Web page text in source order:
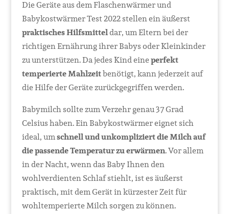
Die Geräte aus dem Flaschenwärmer und
Babykostwärmer Test 2022 stellen ein äußerst
praktisches Hilfsmitteldar, um Eltern bei der
richtigen Ernährung ihrer Babys oder Kleinkinder
zu unterstützen. Da jedes Kind eineperfekt
temperierte Mahlzeitbenötigt, kann jederzeit auf
die Hilfe der Geräte zurückgegriffen werden.
Babymilch sollte zum Verzehr genau 37 Grad
Celsius haben. Ein Babykostwärmer eignet sich
ideal, umschnell und unkompliziert die Milch auf
die passende Temperatur zu erwärmen. Vor allem
in der Nacht, wenn das Baby Ihnen den
wohlverdienten Schlaf stiehlt, ist es äußerst
praktisch, mit dem Gerät in kürzester Zeit für
wohltemperierte Milch sorgen zu können.